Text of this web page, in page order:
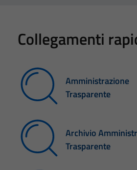
Collegamenti
Amministrazione
Trasparente
Archivio
Trasparente